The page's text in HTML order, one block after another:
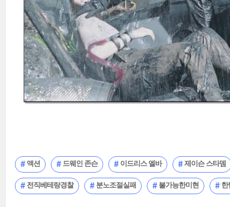
액션 드웨인 존슨 이드리스 엘바 제이슨 스타뎀
전직베테랑경찰 분노조절실패 불가능한미현 한